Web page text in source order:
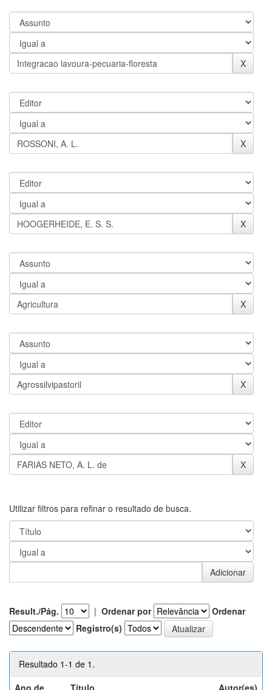
Utilizar filtros para refinar o resultado de busca.
Result./Pág. | Ordenar por
Ordenar
Registro(s)
Resultado 1-1 de 1.
Ano de
Título Autor(es)